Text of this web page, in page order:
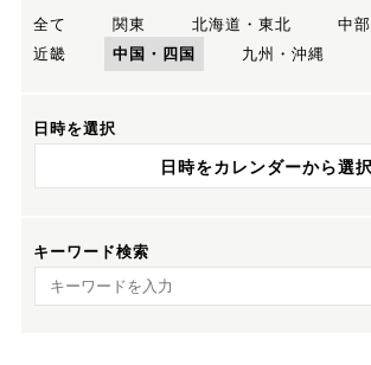
全て
関東 北海道・東北
中
近畿
中国・四国 九州・沖縄
日時を選択
日時をカレンダーから選択
キーワード検索
キーワード検索